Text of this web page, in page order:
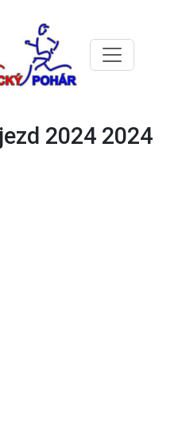
2024 2024